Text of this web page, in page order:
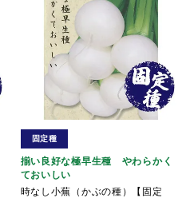
揃い良好な極早生種 やわらかく
ておいしい
時なし小蕪（かぶの種）【固定
固定種